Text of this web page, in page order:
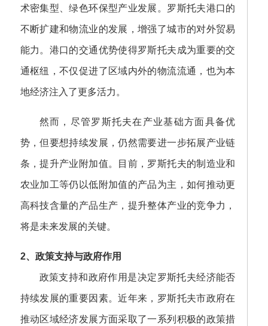
术密集型、绿色环保型产业发展。罗斯托夫港口的
不断扩建和物流业的发展，增强了城市的对外贸易
能力。港口的交通优势使得罗斯托夫成为重要的交
通枢纽，不仅促进了区域内外的物流流通，也为本
地经济注入了更多活力。
然而，尽管罗斯托夫在产业基础方面具备优
势，但要想持续发展，仍然需要进一步拓展产业链
条，提升产业附加值。目前，罗斯托夫的制造业和
农业加工等仍以低附加值的产品为主，如何推动更
高科技含量的产品生产，提升整体产业的竞争力，
将是未来发展的关键。
2、政策支持与政府作用
政策支持和政府作用是决定罗斯托夫经济能否
持续发展的重要因素。近年来，罗斯托夫市政府在
推动区域经济发展方面采取了一系列积极的政策措